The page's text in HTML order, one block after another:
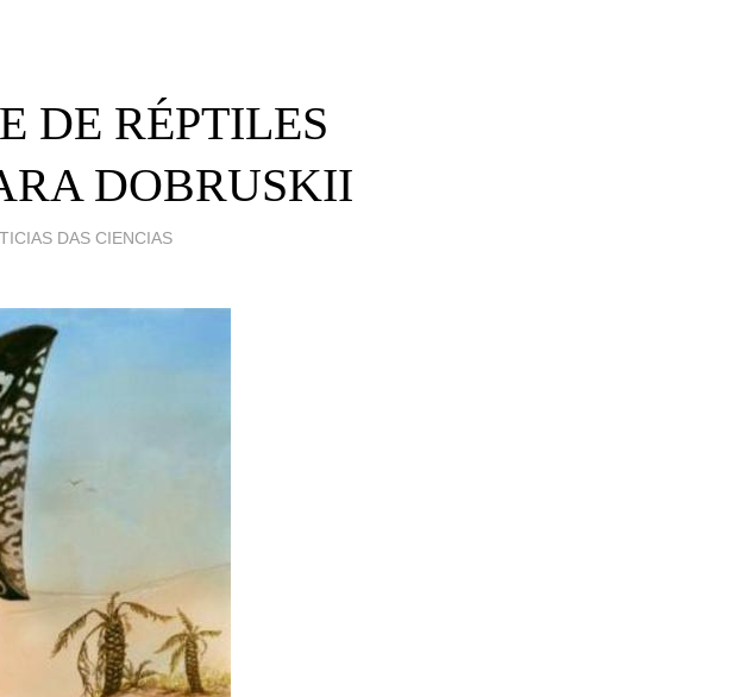
DE RÉPTILES
DOBRUSKII
DAS CIENCIAS